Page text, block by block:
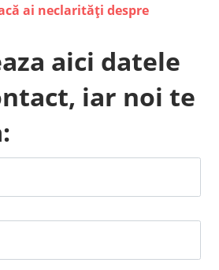
ai neclarități despre
aici datele
iar noi te